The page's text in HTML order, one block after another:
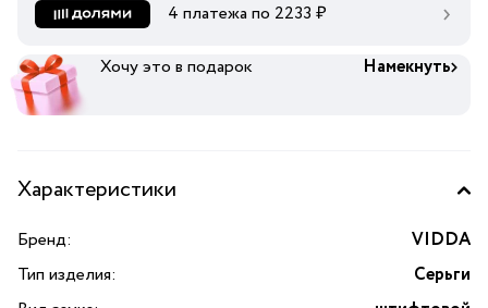
4 платежа по 2233 ₽
Хочу это в подарок Намекнуть
Характеристики
Бренд:
VIDDA
Тип изделия:
Серьги